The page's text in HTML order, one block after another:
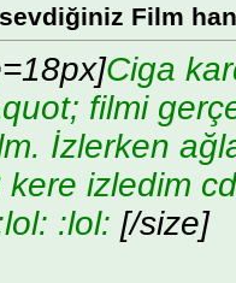
Film
Ciga
filmi
İzlerken
kere izledim
:lol: [/size]